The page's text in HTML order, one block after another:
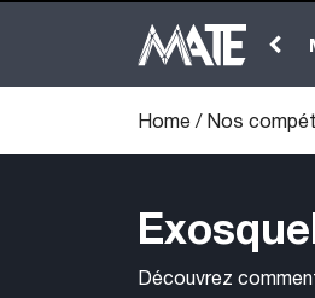
Home / Nos
Découvrez